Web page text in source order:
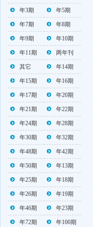
年3期 年5期
年7期 年8期
年9期 年10期
年11期 两年刊
其它 年14期
年15期 年16期
年17期 年20期
年21期 年22期
年24期 年28期
年30期 年32期
年48期 年42期
年50期 年13期
年25期 年18期
年26期 年19期
年46期 年23期
年72期 年100期